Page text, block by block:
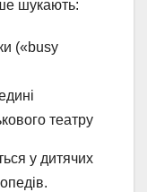
шукають:
(«busy
театру
у дитячих